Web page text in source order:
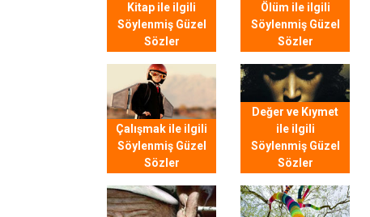
Kitap ile ilgili
Söylenmiş Güzel
Sözler
Ölüm ile ilgili
Söylenmiş Güzel
Sözler
Çalışmak ile ilgili
Söylenmiş Güzel
Sözler
Değer ve Kıymet
ile ilgili
Söylenmiş Güzel
Sözler